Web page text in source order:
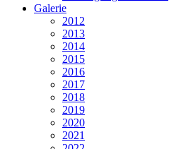
Galerie
2012
2013
2014
2015
2016
2017
2018
2019
2020
2021